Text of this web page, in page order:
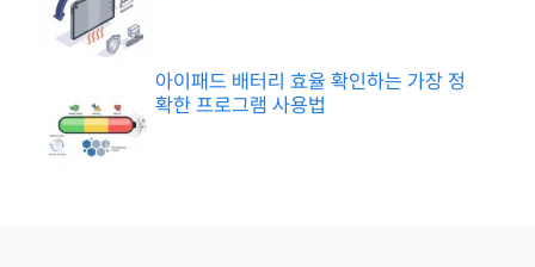
아이패드 배터리 효율 확인하는 가장 정
확한 프로그램 사용법